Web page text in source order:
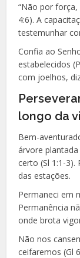
“Não por
4:6). A
testemunhar
Confia ao
estabelecidos
com joelhos,
longo da
Bem-
árvore
certo (Sl 1:1-3).
das estações.
Permaneci em
Permanência
onde brota
Não nos
ceifaremos (Gl